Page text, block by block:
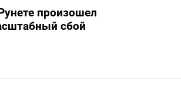
произошел
сбой